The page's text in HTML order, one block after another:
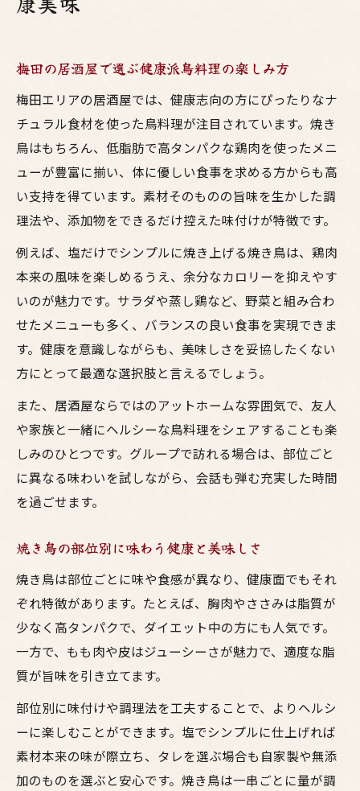
梅田の居酒屋で選ぶ健康派鳥料理の楽しみ方
梅田エリアの居酒屋では、健康志向の方にぴったりなナ
チュラル食材を使った鳥料理が注目されています。焼き
鳥はもちろん、低脂肪で高タンパクな鶏肉を使ったメニ
ューが豊富に揃い、体に優しい食事を求める方からも高
い支持を得ています。素材そのものの旨味を生かした調
理法や、添加物をできるだけ控えた味付けが特徴です。
例えば、塩だけでシンプルに焼き上げる焼き鳥は、鶏肉
本来の風味を楽しめるうえ、余分なカロリーを抑えやす
いのが魅力です。サラダや蒸し鶏など、野菜と組み合わ
せたメニューも多く、バランスの良い食事を実現できま
す。健康を意識しながらも、美味しさを妥協したくない
方にとって最適な選択肢と言えるでしょう。
また、居酒屋ならではのアットホームな雰囲気で、友人
や家族と一緒にヘルシーな鳥料理をシェアすることも楽
しみのひとつです。グループで訪れる場合は、部位ごと
に異なる味わいを試しながら、会話も弾む充実した時間
を過ごせます。
焼き鳥の部位別に味わう健康と美味しさ
焼き鳥は部位ごとに味や食感が異なり、健康面でもそれ
ぞれ特徴があります。たとえば、胸肉やささみは脂質が
少なく高タンパクで、ダイエット中の方にも人気です。
一方で、もも肉や皮はジューシーさが魅力で、適度な脂
質が旨味を引き立てます。
部位別に味付けや調理法を工夫することで、よりヘルシ
ーに楽しむことができます。塩でシンプルに仕上げれば
素材本来の味が際立ち、タレを選ぶ場合も自家製や無添
加のものを選ぶと安心です。焼き鳥は一串ごとに量が調